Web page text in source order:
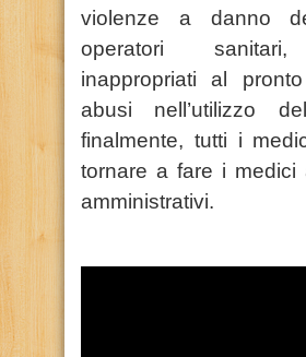
violenze a danno
operatori
inappropriati al
abusi nell’utilizzo
finalmente, tutti i
tornare a fare i medici
amministrativi.